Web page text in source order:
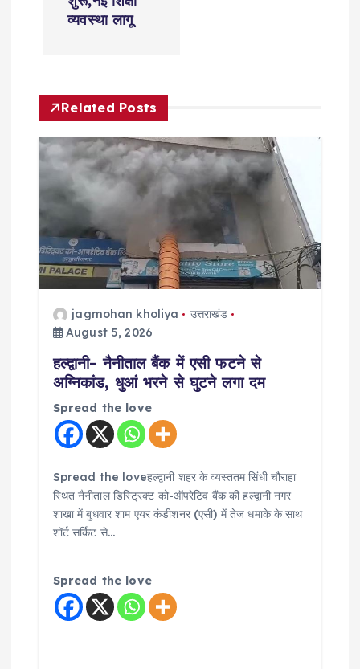
g
a
t
व्यवस्था लागू
Related Posts
jagmohan kholiya
उत्तराखंड
August 5, 2026
हल्द्वानी- नैनीताल बैंक में एसी फटने से
अग्निकांड, धुआं भरने से घुटने लगा दम
Spread the love
Spread the loveहल्द्वानी शहर के व्यस्ततम सिंधी चौराहा
स्थित नैनीताल डिस्ट्रिक्ट को-ऑपरेटिव बैंक की हल्द्वानी नगर
शाखा में बुधवार शाम एयर कंडीशनर (एसी) में तेज धमाके के साथ
शॉर्ट सर्किट से…
Spread the love